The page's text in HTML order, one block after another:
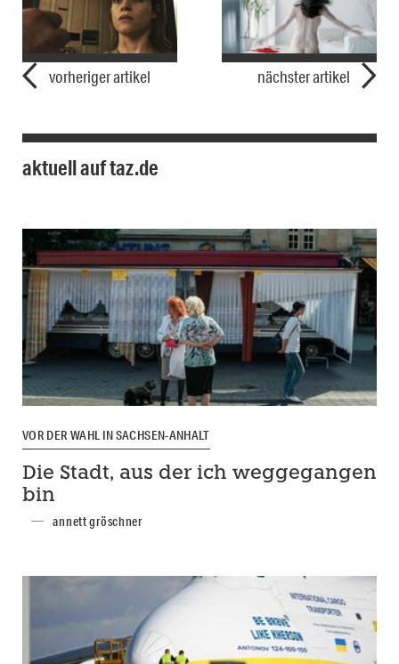
vorheriger artikel nächster artikel
aktuell auf taz.de
VOR DER WAHL IN SACHSEN-ANHALT
Die Stadt, aus der ich weggegangen
bin
annett gröschner